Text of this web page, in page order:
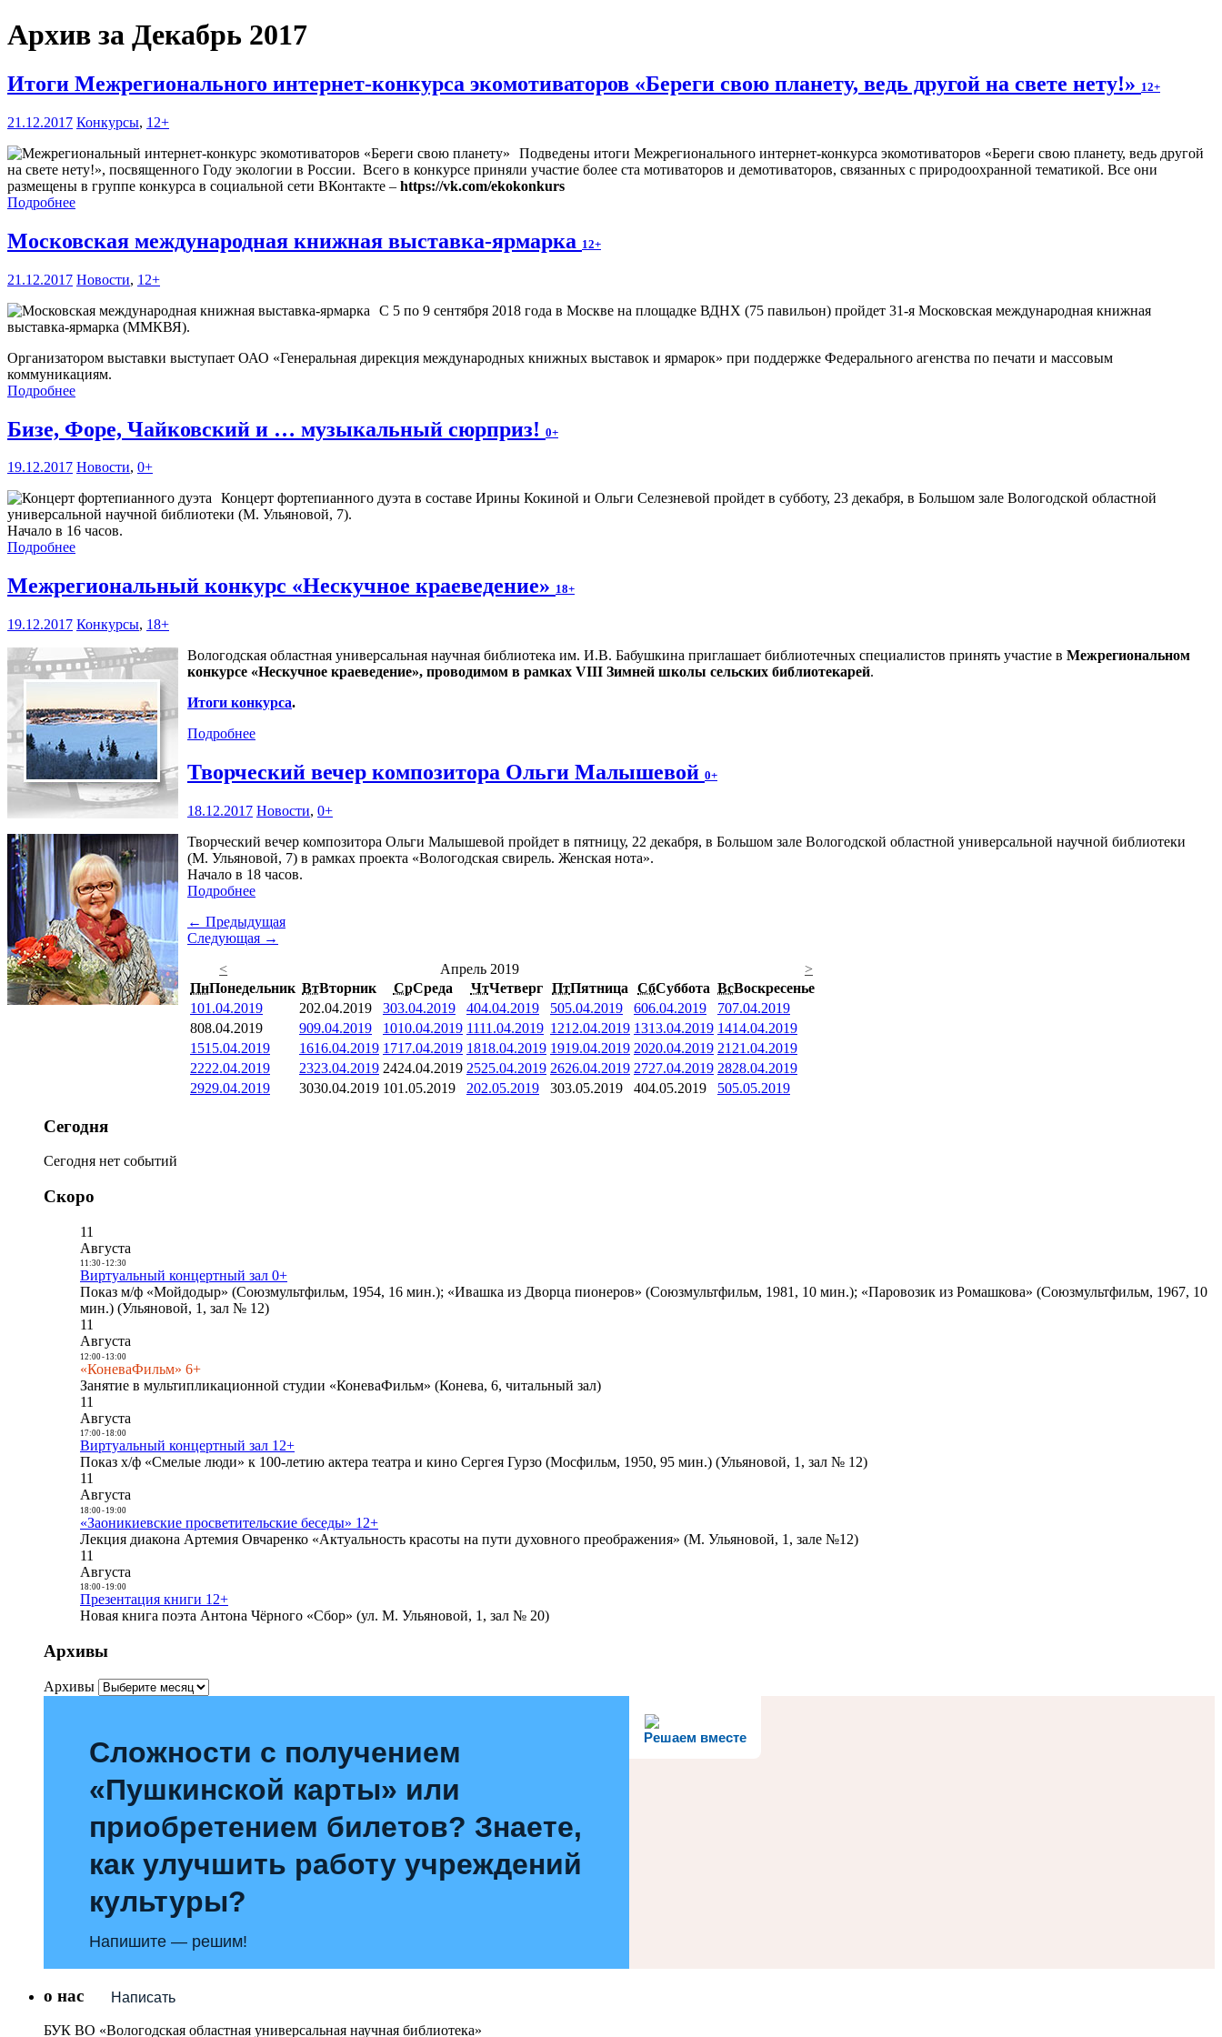
Архив за Декабрь 2017
Итоги Межрегионального интернет-конкурса экомотиваторов «Береги свою планету, ведь другой на свете нету!» 12+
21.12.2017 Конкурсы, 12+
Подведены итоги Межрегионального интернет-конкурса экомотиваторов «Береги свою планету, ведь другой
на свете нету!», посвященного Году экологии в России. Всего в конкурсе приняли участие более ста мотиваторов и демотиваторов, связанных с природоохранной тематикой. Все они
размещены в группе конкурса в социальной сети ВКонтакте – https://vk.com/ekokonkurs
Подробнее
Московская международная книжная выставка-ярмарка 12+
21.12.2017 Новости, 12+
С 5 по 9 сентября 2018 года в Москве на площадке ВДНХ (75 павильон) пройдет 31-я Московская международная книжная
выставка-ярмарка (ММКВЯ).
Организатором выставки выступает ОАО «Генеральная дирекция международных книжных выставок и ярмарок» при поддержке Федерального агенства по печати и массовым
коммуникациям.
Подробнее
Бизе, Форе, Чайковский и … музыкальный сюрприз! 0+
19.12.2017 Новости, 0+
Концерт фортепианного дуэта в составе Ирины Кокиной и Ольги Селезневой пройдет в субботу, 23 декабря, в Большом зале Вологодской областной
универсальной научной библиотеки (М. Ульяновой, 7).
Начало в 16 часов.
Подробнее
Межрегиональный конкурс «Нескучное краеведение» 18+
19.12.2017 Конкурсы, 18+
Вологодская областная универсальная научная библиотека им. И.В. Бабушкина приглашает библиотечных специалистов принять участие в Межрегиональном
конкурсе «Нескучное краеведение», проводимом в рамках VIII Зимней школы сельских библиотекарей.
Итоги конкурса.
Подробнее
Творческий вечер композитора Ольги Малышевой 0+
18.12.2017 Новости, 0+
Творческий вечер композитора Ольги Малышевой пройдет в пятницу, 22 декабря, в Большом зале Вологодской областной универсальной научной библиотеки
(М. Ульяновой, 7) в рамках проекта «Вологодская свирель. Женская нота».
Начало в 18 часов.
Подробнее
← Предыдущая
Следующая →
<
Апрель 2019
>
ПнПонедельник ВтВторник СрСреда ЧтЧетверг ПтПятница СбСуббота ВсВоскресенье
101.04.2019 202.04.2019 303.04.2019 404.04.2019 505.04.2019 606.04.2019 707.04.2019
808.04.2019 909.04.2019 1010.04.2019 1111.04.2019 1212.04.2019 1313.04.2019 1414.04.2019
1515.04.2019 1616.04.2019 1717.04.2019 1818.04.2019 1919.04.2019 2020.04.2019 21 21.04.2019
2222.04.2019 2323.04.2019 2424.04.2019 2525.04.2019 2626.04.2019 2727.04.2019 2828.04.2019
2929.04.2019 3030.04.2019 101.05.2019 202.05.2019 303.05.2019 404.05.2019 505.05.2019
Сегодня
Сегодня нет событий
Скоро
11
Августа
11:30- 12:30
Виртуальный концертный зал 0+
Показ м/ф «Мойдодыр» (Союзмультфильм, 1954, 16 мин.); «Ивашка из Дворца пионеров» (Союзмультфильм, 1981, 10 мин.); «Паровозик из Ромашкова» (Союзмультфильм, 1967, 10
мин.) (Ульяновой, 1, зал № 12)
11
Августа
12:00- 13:00
«КоневаФильм» 6+
Занятие в мультипликационной студии «КоневаФильм» (Конева, 6, читальный зал)
11
Августа
17:00- 18:00
Виртуальный концертный зал 12+
Показ х/ф «Смелые люди» к 100-летию актера театра и кино Сергея Гурзо (Мосфильм, 1950, 95 мин.) (Ульяновой, 1, зал № 12)
11
Августа
18:00- 19:00
«Заоникиевские просветительские беседы» 12+
Лекция диакона Артемия Овчаренко «Актуальность красоты на пути духовного преображения» (М. Ульяновой, 1, зале №12)
11
Августа
18:00- 19:00
Презентация книги 12+
Новая книга поэта Антона Чёрного «Сбор» (ул. М. Ульяновой, 1, зал № 20)
Архивы
Архивы
Решаем вместе
Сложности с получением
«Пушкинской карты» или
приобретением билетов? Знаете,
как улучшить работу учреждений
культуры?
Напишите — решим!
Написать
о нас
БУК ВО «Вологодская областная универсальная научная библиотека»